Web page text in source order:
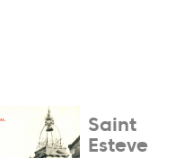
Saint
Esteve